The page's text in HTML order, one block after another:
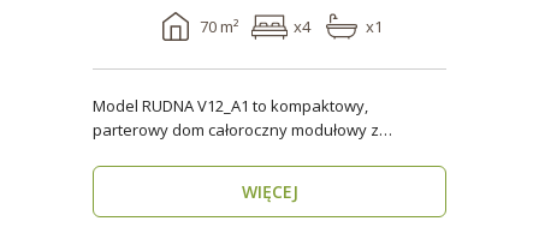
70 m² x4 x1
Model RUDNA V12_A1 to kompaktowy,
parterowy dom całoroczny modułowy z
WIĘCEJ